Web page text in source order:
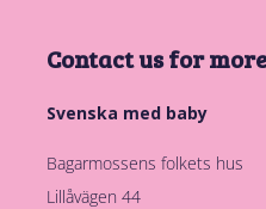
Contact us for
Svenska med baby
Bagarmossens folkets hus
Lillåvägen 44